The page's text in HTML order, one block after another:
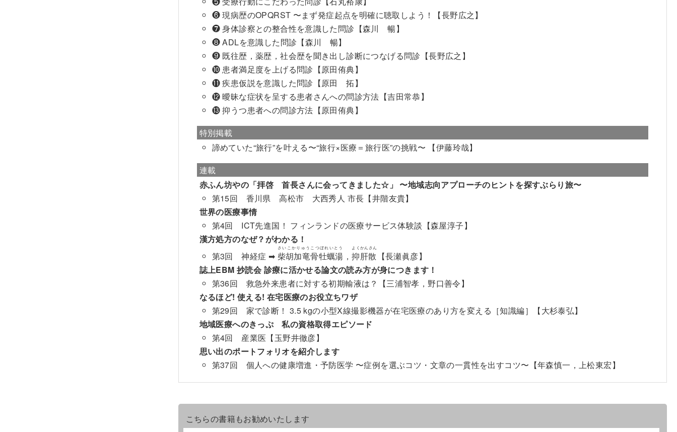
❻ 現病歴のOPQRST 〜まず発症起点を明確に聴取しよう！【長野広之】
❼ 身体診察との整合性を意識した問診【森川 暢】
❽ ADLを意識した問診【森川 暢】
❾ 既往歴，薬歴，社会歴を聞き出し診断につなげる問診【長野広之】
❿ 患者満足度を上げる問診【原田侑典】
⓫ 疾患仮説を意識した問診【原田 拓】
⓬ 曖昧な症状を呈する患者さんへの問診方法【吉田常恭】
⓭ 抑うつ患者への問診方法【原田侑典】
特別掲載
諦めていた“旅行”を叶える〜“旅行×医療＝旅行医”の挑戦〜 【伊藤玲哉】
連載
赤ふん坊やの「拝啓 首長さんに会ってきました☆」 〜地域志向アプローチのヒントを探すぶらり旅〜
第15回 香川県 高松市 大西秀人 市長【井階友貴】
世界の医療事情
第4回 ICT先進国！ フィンランドの医療サービス体験談【森屋淳子】
漢方処方のなぜ？がわかる！
第3回 神経症 ➡ 柴胡加竜骨牡蠣湯
さいこかりゅうこつぼれいとう
，抑肝散
よくかんさん
【長瀬眞彦】
誌上EBM 抄読会 診療に活かせる論文の読み方が身につきます！
第36回 救急外来患者に対する初期輸液は？【三浦智孝，野口善令】
なるほど! 使える! 在宅医療のお役立ちワザ
第29回 家で診断！ 3.5 kgの小型X線撮影機器が在宅医療のあり方を変える［知識編］【大杉泰弘】
地域医療へのきっぷ 私の資格取得エピソード
第4回 産業医【玉野井徹彦】
思い出のポートフォリオを紹介します
第37回 個人への健康増進・予防医学 〜症例を選ぶコツ・文章の一貫性を出すコツ〜【年森慎一，上松東宏】
こちらの書籍もお勧めいたします